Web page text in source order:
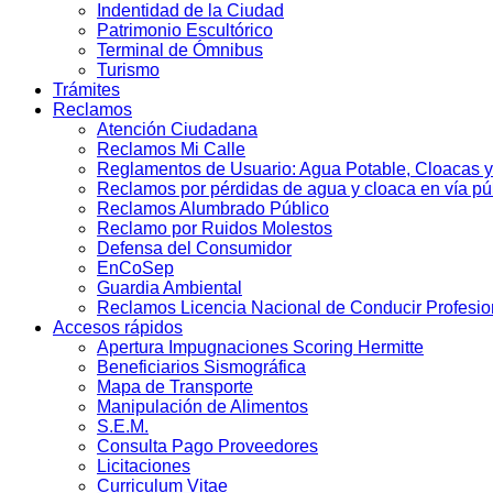
Indentidad de la Ciudad
Patrimonio Escultórico
Terminal de Ómnibus
Turismo
Trámites
Reclamos
Atención Ciudadana
Reclamos Mi Calle
Reglamentos de Usuario: Agua Potable, Cloacas
Reclamos por pérdidas de agua y cloaca en vía
Reclamos Alumbrado Público
Reclamo por Ruidos Molestos
Defensa del Consumidor
EnCoSep
Guardia Ambiental
Reclamos Licencia Nacional de Conducir
Accesos rápidos
Apertura Impugnaciones Scoring Hermitte
Beneficiarios Sismográfica
Mapa de Transporte
Manipulación de Alimentos
S.E.M.
Consulta Pago Proveedores
Licitaciones
Curriculum Vitae